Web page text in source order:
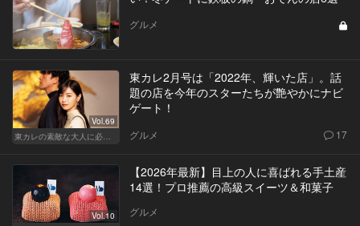
グルメ
Vol.69
東カレの素敵な大人に必要なこと
東カレ2月号は「2022年、輝いた店」。話
題の店を今年のスターたちが艶やかにナビ
ゲート！
グルメ 17
Vol.10
【2026年最新】目上の人に喜ばれる手土産
14選！プロ推薦の高級スイーツ＆和菓子
グルメ